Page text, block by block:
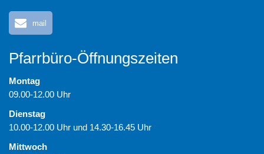
mail
Pfarrbüro-Öffnungszeiten
Montag
09.00-12.00 Uhr
Dienstag
10.00-12.00 Uhr und 14.30-16.45 Uhr
Mittwoch